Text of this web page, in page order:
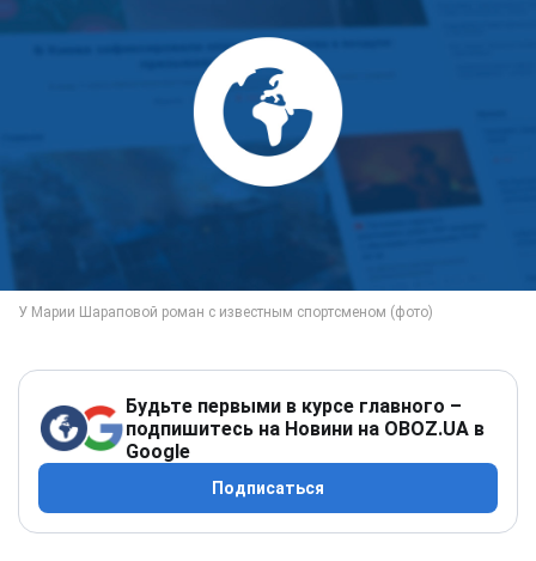
Будьте первыми в курсе главного –
подпишитесь на Новини на OBOZ.UA в
Google
Подписаться